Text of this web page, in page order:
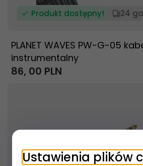
Produkt dostępny! 24
PLANET WAVES PW-G-05
instrumentalny
86, 00 PLN
Ustawienia plików